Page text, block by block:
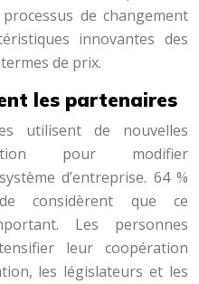
de changement
innovantes des
de prix.
les partenaires
utilisent de nouvelles
pour modifier
d’entreprise. 64 %
considèrent que ce
Les personnes
leur coopération
les législateurs et les